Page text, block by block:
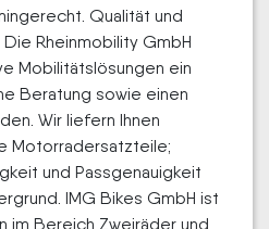
Qualität und
Rheinmobility GmbH
Mobilitätslösungen ein
Beratung sowie einen
Wir liefern Ihnen
Motorradersatzteile;
und Passgenauigkeit
IMG Bikes GmbH ist
im Bereich Zweiräder und